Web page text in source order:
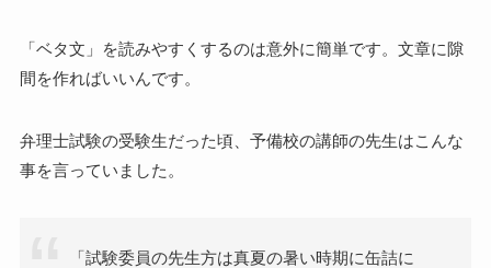
「ベタ文」を読みやすくするのは意外に簡単です。文章に隙
間を作ればいいんです。
弁理士試験の受験生だった頃、予備校の講師の先生はこんな
事を言っていました。
「試験委員の先生方は真夏の暑い時期に缶詰に